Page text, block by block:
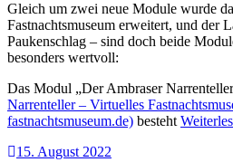
Gleich um zwei neue Module wurde
Fastnachtsmuseum erweitert, und der
Paukenschlag – sind doch beide
besonders wertvoll:
Das Modul „Der Ambraser
Narrenteller – Virtuelles
fastnachtsmuseum.de) besteht
15. August 2022